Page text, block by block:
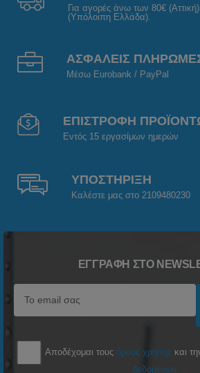
Για αγορές άνω των 80€
(Υπόλοιπη Ελλάδα).
ΑΣΦΑΛΕΙΣ
Μέσω Eurobank / PayPal
ΕΠΙΣΤΡΟΦΗ
Εντός 15 εργασίμων ημερών
ΥΠΟΣΤΗΡΙΞΗ
Καλέστε μας στο 2109480230
ΕΓΓΡΑΦΉ ΣΤΟ
Αποδέχομαι τους όρους χρήσης και
δεδομένων